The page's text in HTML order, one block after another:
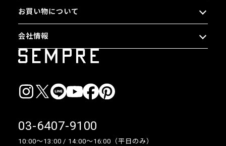
お買い物について
会社情報
03-6407-9100
10:00〜13:00 / 14:00〜16:00（平日のみ）